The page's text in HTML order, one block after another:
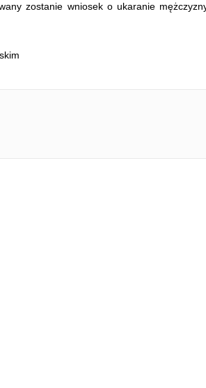
zostanie wniosek o ukaranie